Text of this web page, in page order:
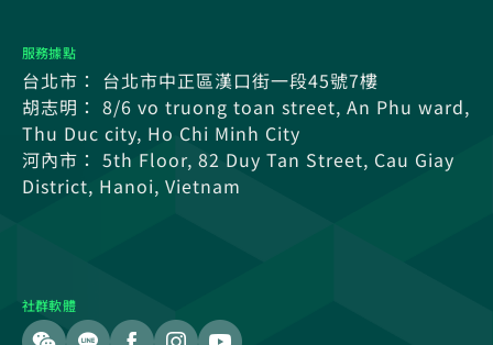
服務據點
台北市： 台北市中正區漢口街一段45號7樓
胡志明： 8/6 vo truong toan street, An Phu ward,
Thu Duc city, Ho Chi Minh City
河內市： 5th Floor, 82 Duy Tan Street, Cau Giay
District, Hanoi, Vietnam
社群軟體